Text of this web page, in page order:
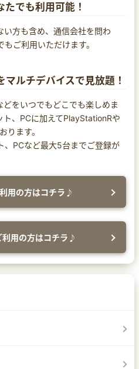
でも利用可能！
い方も含め、通信会社を問わ
ご利用いただけます。
ルチデバイスで見放題！
をいつでもどこでも楽しめま
、PCに加えてPlayStationRや
ります。
PCなど最大5台までご登録が
用の方はコチラ♪
用の方はコチラ♪